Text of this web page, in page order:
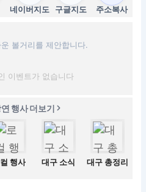
네이버지도 구글지도 주소복사
볼거리를 제안합니다.
이벤트가 없습니다
행사 더보기
행사 대구 소식 대구 총정리